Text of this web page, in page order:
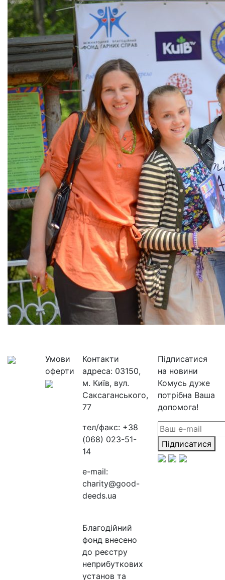
Умови
оферти
Контакти
адреса: 03150,
м. Київ, вул.
Саксаганського,
77
тел/факс: +38
(068) 023-51-
14
e-mail:
charity@good-
deeds.ua
Благодійний
фонд внесено
до реєстру
неприбуткових
установ та
Підписатися
на новини
Комусь дуже
потрібна Ваша
допомога!
Підписатися